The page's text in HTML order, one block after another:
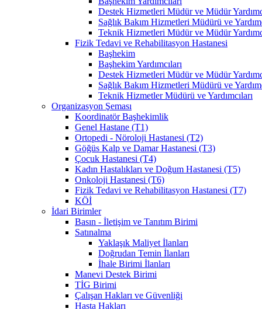
Destek Hizmetleri Müdür ve Müdür
Sağlık Bakım Hizmetleri Müdürü ve
Teknik Hizmetleri Müdür ve Müdür
Fizik Tedavi ve Rehabilitasyon Hastanesi
Başhekim
Başhekim Yardımcıları
Destek Hizmetleri Müdür ve Müdür
Sağlık Bakım Hizmetleri Müdürü ve
Teknik Hizmetler Müdürü ve Yardımcıları
Organizasyon Şeması
Koordinatör Başhekimlik
Genel Hastane (T1)
Ortopedi - Nöroloji Hastanesi (T2)
Göğüs Kalp ve Damar Hastanesi (T3)
Çocuk Hastanesi (T4)
Kadın Hastalıkları ve Doğum Hastanesi (T5)
Onkoloji Hastanesi (T6)
Fizik Tedavi ve Rehabilitasyon Hastanesi (T7)
KÖİ
İdari Birimler
Basın - İletişim ve Tanıtım Birimi
Satınalma
Yaklaşık Maliyet İlanları
Doğrudan Temin İlanları
İhale Birimi İlanları
Manevi Destek Birimi
TİG Birimi
Çalışan Hakları ve Güvenliği
Hasta Hakları